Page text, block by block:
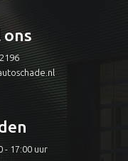
ons
- 17:00 uur